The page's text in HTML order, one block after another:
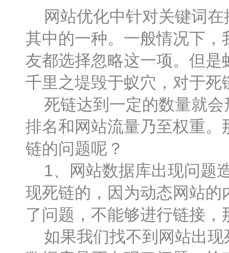
网站优化中针对关键词在
其中的一种。一般情况下
友都选择忽略这一项。但
千里之堤毁于蚁穴，对于
死链达到一定的数量就会
排名和网站流量乃至权重
链的问题呢？
1、网站数据库出现问题
现死链的，因为动态网站
了问题，不能够进行链接
如果我们找不到网站出现